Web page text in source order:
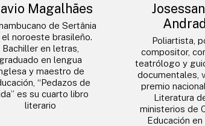
Magalhães
de Sertânia
el noroeste brasileño.
Bachiller en letras,
graduado en lengua
y maestro de
“Pedazos de
es su cuarto libro
literario
Poliartista,
compositor,
teatrólogo y
documentales,
premio
Literatura
ministerios de
Educación